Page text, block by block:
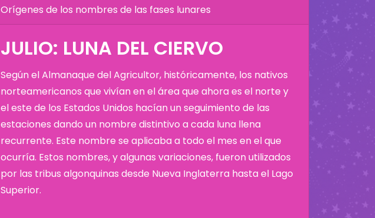
Orígenes de los nombres de las fases lunares
JULIO: LUNA DEL CIERVO
Según el Almanaque del Agricultor, históricamente, los nativos
norteamericanos que vivían en el área que ahora es el norte y
el este de los Estados Unidos hacían un seguimiento de las
estaciones dando un nombre distintivo a cada luna llena
recurrente. Este nombre se aplicaba a todo el mes en el que
ocurría. Estos nombres, y algunas variaciones, fueron utilizados
por las tribus algonquinas desde Nueva Inglaterra hasta el Lago
Superior.